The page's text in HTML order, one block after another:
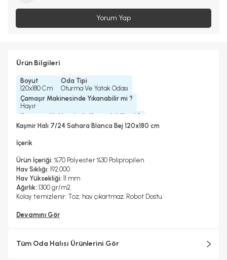
Yorum Yap
Ürün Bilgileri
Boyut
120x180 Cm
Oda Tipi
Oturma Ve Yatak Odası
Çamaşır Makinesinde Yıkanabilir mi ?
Hayır
Kurutma Makinesinde Kurutulabilir mi ?
Hayır
Hayır
Kaşmir Halı 7/24 Sahara Blanca Bej 120x180 cm
İçerik
Ürün İçeriği: %70 Polyester %30 Polipropilen
Hav Sıklığı: 192.000
Hav Yüksekliği: 11 mm
Ağırlık: 1300 gr/m2.
Kolay temizlenir. Toz, hav çıkartmaz. Robot Dostu.
Devamını Gör
Tüm Oda Halısı Ürünlerini Gör